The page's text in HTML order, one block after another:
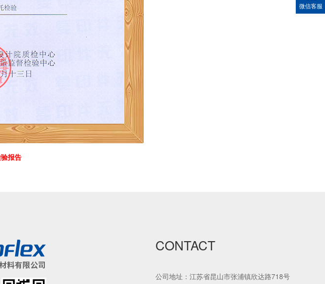
报告
CONTACT
公司地址：江苏省昆山市张浦镇欣达路718号
微信客服